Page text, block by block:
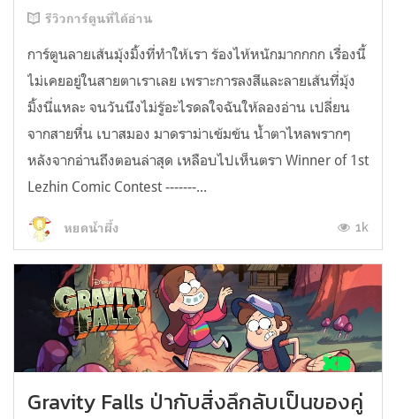
รีวิวการ์ตูนที่ได้อ่าน
การ์ตูนลายเส้นมุ้งมิ้งที่ทำให้เรา ร้องไห้หนักมากกกก เรื่องนี้
ไม่เคยอยู่ในสายตาเราเลย เพราะการลงสีและลายเส้นที่มุ้ง
มิ้งนี่แหละ จนวันนึงไม่รู้อะไรดลใจฉันให้ลองอ่าน เปลี่ยน
จากสายหื่น เบาสมอง มาดราม่าเข้มข้น น้ำตาไหลพรากๆ
หลังจากอ่านถึงตอนล่าสุด เหลือบไปเห็นตรา Winner of 1st
Lezhin Comic Contest -------...
หยดน้ำผึ้ง 1k
Gravity Falls ป่ากับสิ่งลึกลับเป็นของคู่